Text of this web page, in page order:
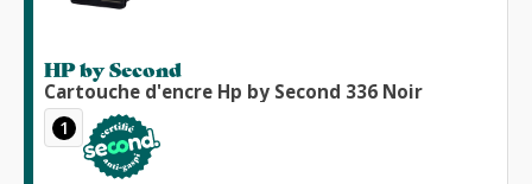
HP by Second
Cartouche d'encre Hp by Second 336 Noir
1